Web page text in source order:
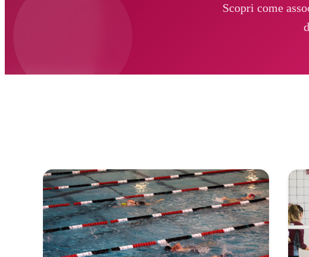
Scopri come